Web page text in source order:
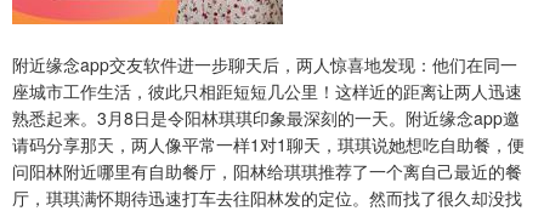
附近缘念app交友软件进一步聊天后，两人惊喜地发现：他们在同一
座城市工作生活，彼此只相距短短几公里！这样近的距离让两人迅速
熟悉起来。3月8日是令阳林琪琪印象最深刻的一天。附近缘念app邀
请码分享那天，两人像平常一样1对1聊天，琪琪说她想吃自助餐，便
问阳林附近哪里有自助餐厅，阳林给琪琪推荐了一个离自己最近的餐
厅，琪琪满怀期待迅速打车去往阳林发的定位。然而找了很久却没找